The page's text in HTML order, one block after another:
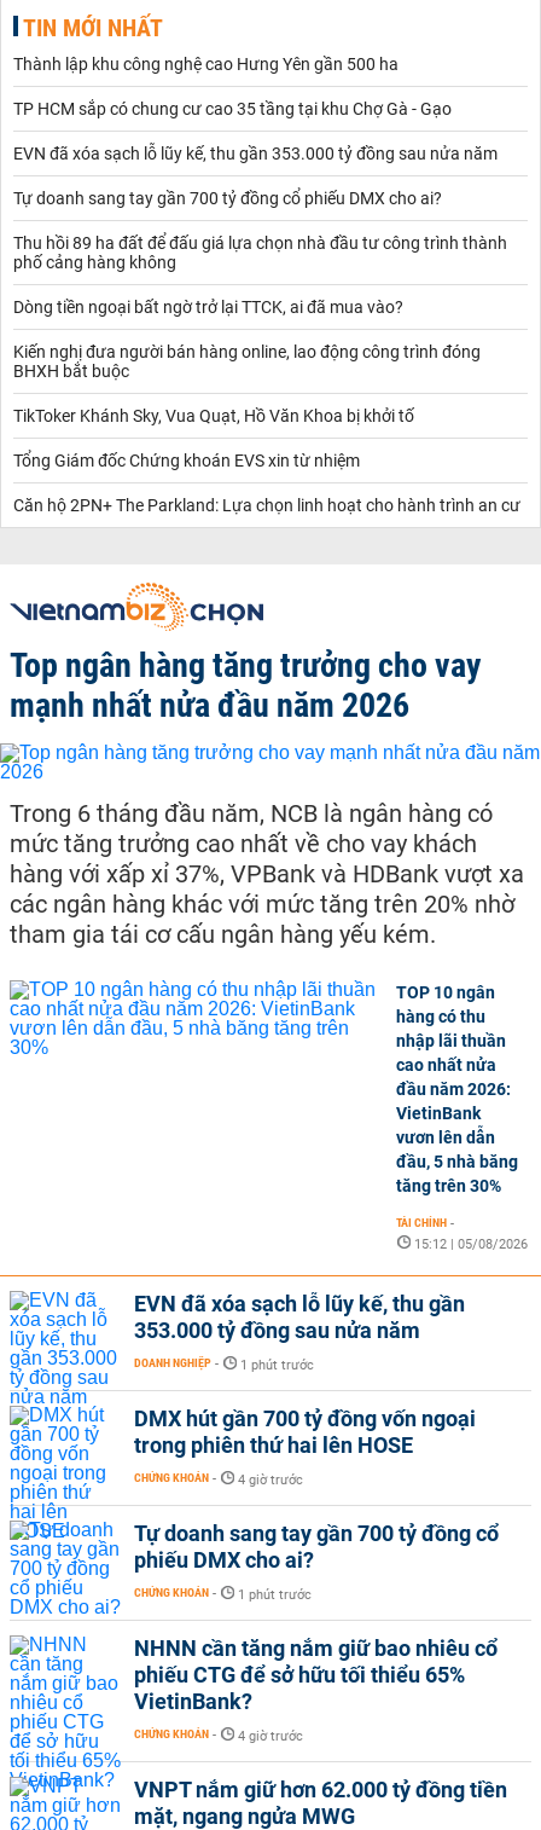
TIN MỚI NHẤT
Thành lập khu công nghệ cao Hưng Yên gần 500 ha
TP HCM sắp có chung cư cao 35 tầng tại khu Chợ Gà - Gạo
EVN đã xóa sạch lỗ lũy kế, thu gần 353.000 tỷ đồng sau nửa năm
Tự doanh sang tay gần 700 tỷ đồng cổ phiếu DMX cho ai?
Thu hồi 89 ha đất để đấu giá lựa chọn nhà đầu tư công trình thành
phố cảng hàng không
Dòng tiền ngoại bất ngờ trở lại TTCK, ai đã mua vào?
Kiến nghị đưa người bán hàng online, lao động công trình đóng
BHXH bắt buộc
TikToker Khánh Sky, Vua Quạt, Hồ Văn Khoa bị khởi tố
Tổng Giám đốc Chứng khoán EVS xin từ nhiệm
Căn hộ 2PN+ The Parkland: Lựa chọn linh hoạt cho hành trình an cư
Top ngân hàng tăng trưởng cho vay
mạnh nhất nửa đầu năm 2026
Trong 6 tháng đầu năm, NCB là ngân hàng có
mức tăng trưởng cao nhất về cho vay khách
hàng với xấp xỉ 37%, VPBank và HDBank vượt xa
các ngân hàng khác với mức tăng trên 20% nhờ
tham gia tái cơ cấu ngân hàng yếu kém.
TOP 10 ngân
hàng có thu
nhập lãi thuần
cao nhất nửa
đầu năm 2026:
VietinBank
vươn lên dẫn
đầu, 5 nhà băng
tăng trên 30%
TÀI CHÍNH -
15:12 | 05/08/2026
EVN đã xóa sạch lỗ lũy kế, thu gần
353.000 tỷ đồng sau nửa năm
DOANH NGHIỆP - 1 phút trước
DMX hút gần 700 tỷ đồng vốn ngoại
trong phiên thứ hai lên HOSE
CHỨNG KHOÁN - 4 giờ trước
Tự doanh sang tay gần 700 tỷ đồng cổ
phiếu DMX cho ai?
CHỨNG KHOÁN - 1 phút trước
NHNN cần tăng nắm giữ bao nhiêu cổ
phiếu CTG để sở hữu tối thiểu 65%
VietinBank?
CHỨNG KHOÁN - 4 giờ trước
VNPT nắm giữ hơn 62.000 tỷ đồng tiền
mặt, ngang ngửa MWG